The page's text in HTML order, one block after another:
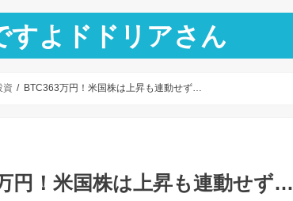
すよドドリアさん
資 BTC363万円！米国株は上昇も連動せず…
円！米国株は上昇も連動せず…